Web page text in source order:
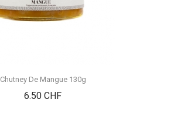
Chutney De Mangue 130g
6.50 CHFPrix